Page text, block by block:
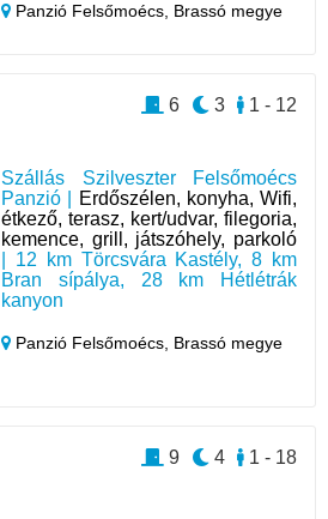
Panzió Felsőmoécs, Brassó megye
Szállás Szilveszter Felsőmoécs
Panzió |
Erdőszélen, konyha, Wifi,
étkező, terasz, kert/udvar, filegoria,
kemence, grill, játszóhely, parkoló
| 12 km Törcsvára Kastély, 8 km
Bran sípálya, 28 km Hétlétrák
kanyon
Panzió Felsőmoécs, Brassó megye
1 - 12
3
6
1 - 18
4
9